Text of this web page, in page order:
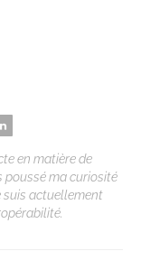
en matière de
poussé ma curiosité
suis actuellement